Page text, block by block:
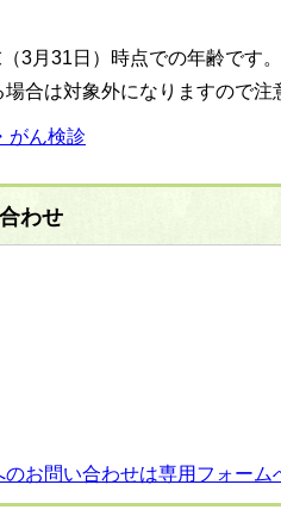
3月31日）時点での年齢です
合は対象外になりますので注
がん検診
わせ
お問い合わせは専用フォーム